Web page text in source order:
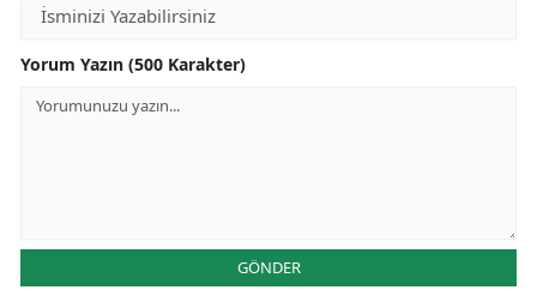
Yorum Yazın (500 Karakter)
GÖNDER